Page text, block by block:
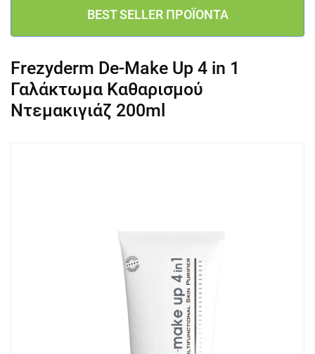
BEST SELLER ΠΡΟΪΟΝΤΑ
Frezyderm De-Make Up 4 in 1
Γαλάκτωμα Καθαρισμού
Ντεμακιγιάζ 200ml